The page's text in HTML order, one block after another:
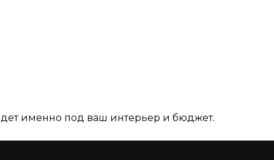
именно под ваш интерьер и бюджет.